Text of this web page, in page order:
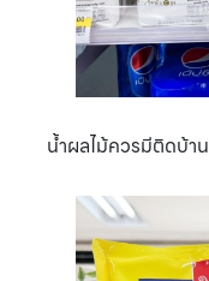
น้ำผลไม้ควรมีติดบ้า